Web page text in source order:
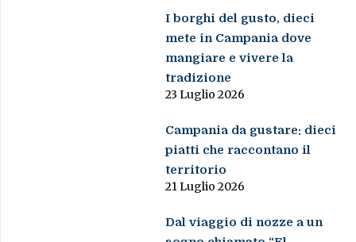
I borghi del gusto, dieci
mete in Campania dove
mangiare e vivere la
tradizione
23 Luglio 2026
Campania da gustare: dieci
piatti che raccontano il
territorio
21 Luglio 2026
Dal viaggio di nozze a un